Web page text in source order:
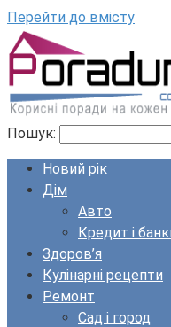
Перейти до вмісту
Пошук:
Новий рік
Дім
Авто
Кредит і
Здоров’я
Кулінарні рецепти
Ремонт
Сад і город